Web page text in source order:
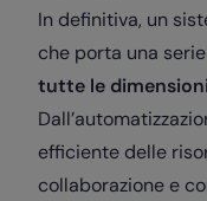
In definitiva, un
che porta una
tutte le
efficiente delle
collaborazione e